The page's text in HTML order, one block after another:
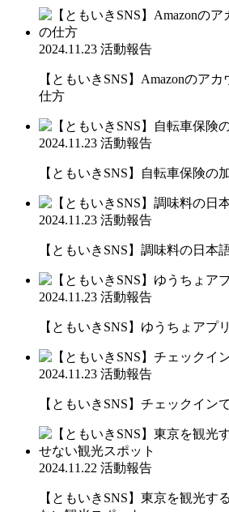
2024.11.23 活動報告
【ともいきSNS】Amazonのア
仕方
2024.11.23 活動報告
【ともいきSNS】自転車保険の
2024.11.23 活動報告
【ともいきSNS】調味料の日本
2024.11.23 活動報告
【ともいきSNS】ゆうちょアプ
2024.11.23 活動報告
【ともいきSNS】チェックイン
2024.11.22 活動報告
【ともいきSNS】東京を観光す